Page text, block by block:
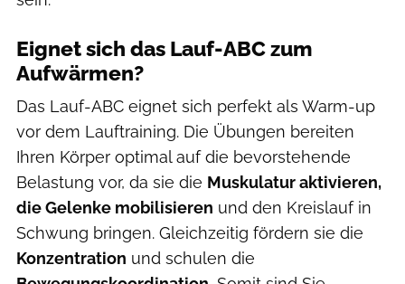
Eignet sich das Lauf-ABC zum
Aufwärmen?
Das Lauf-ABC eignet sich perfekt als Warm-up
vor dem Lauftraining. Die Übungen bereiten
Ihren Körper optimal auf die bevorstehende
Belastung vor, da sie die Muskulatur aktivieren,
die Gelenke mobilisieren und den Kreislauf in
Schwung bringen. Gleichzeitig fördern sie die
Konzentration und schulen die